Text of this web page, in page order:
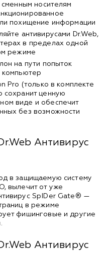
носителям
похищение информации
антивирусами Dr.Web,
в пределах одной
режиме
на пути попыток
компьютер
Pro (только в комплекте
ценную
виде и обеспечит
без возможности
Антивирус
в защищаемую систему
вылечит от уже
SpIDer Gate® —
в режиме
фишинговые и другие
Антивирус